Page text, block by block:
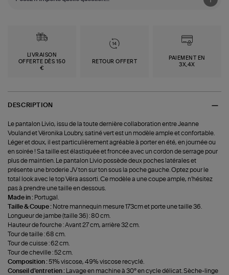
LIVRAISON
OFFERTE DÈS 150
€
RETOUR OFFERT
PAIEMENT EN
3X,4X
DESCRIPTION
Le pantalon Livio, issu de la toute dernière collaboration entre Jeanne
Vouland et Véronika Loubry, satiné vert est un modèle ample et confortable.
Léger et doux, il est particulièrement agréable à porter en été, en journée ou
en soirée ! Sa taille est élastiquée et froncée avec un cordon de serrage pour
plus de maintien. Le pantalon Livio possède deux poches latérales et
présente une broderie JV ton sur ton sous la poche gauche. Optez pour le
total look avec le top Véra assorti. Ce modèle a une coupe ample, n'hésitez
pas à prendre une taille en dessous.
Made in : Portugal.
Taille & Coupe : Notre mannequin mesure 173cm et porte une taille 36.
Longueur de jambe (taille 36) : 80 cm.
Hauteur de fourche : Avant 27 cm, arrière 32 cm.
Tour de taille : 68 cm.
Tour de cuisse : 62 cm.
Tour de cheville : 52 cm.
Composition :51% viscose, 49% viscose recyclé.
Conseil d'entretien :
Lavage en machine à 30° en cycle délicat. Sèche-linge